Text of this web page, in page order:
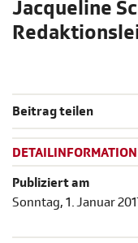
Jacqueline
Beitrag teilen
DETAILINFORMATION
Publiziert am
Sonntag, 1. Januar